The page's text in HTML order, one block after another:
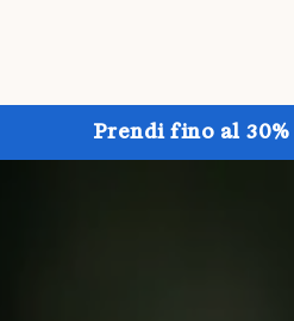
Prendi fino al